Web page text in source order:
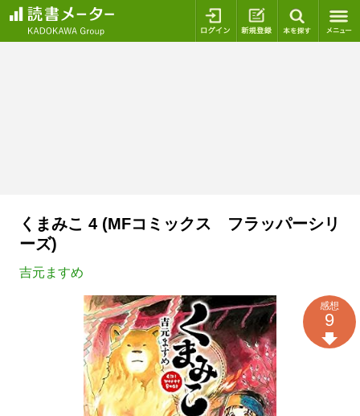
ログイン 新規登録
くまみこ 4 (MFコミックス フラッパーシリ
ーズ)
吉元ますめ
感想
9